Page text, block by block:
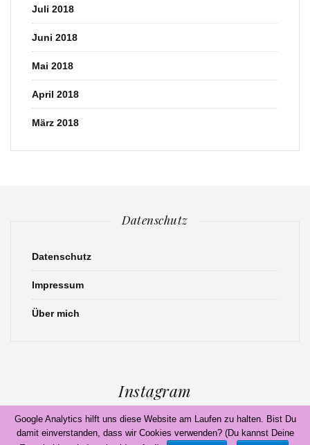
Juli 2018
Juni 2018
Mai 2018
April 2018
März 2018
Datenschutz
Datenschutz
Impressum
Über mich
Instagram
Instagram hat keinen Statuscode 200 zurückgegeben.
FOLLOW ME!
Google Analytics hilft uns diese Website am Laufen zu halten. Bist Du
damit einverstanden, dass wir Cookies verwenden? (Du kannst Deine